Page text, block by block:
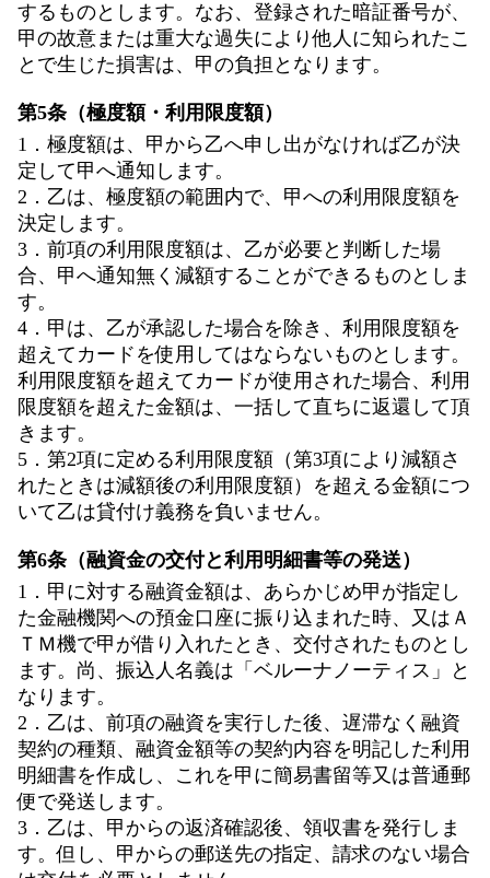
するものとします。なお、登録された暗証番号が、
甲の故意または重大な過失により他人に知られたこ
とで生じた損害は、甲の負担となります。
第5条（極度額・利用限度額）
1．極度額は、甲から乙へ申し出がなければ乙が決
定して甲へ通知します。
2．乙は、極度額の範囲内で、甲への利用限度額を
決定します。
3．前項の利用限度額は、乙が必要と判断した場
合、甲へ通知無く減額することができるものとしま
す。
4．甲は、乙が承認した場合を除き、利用限度額を
超えてカードを使用してはならないものとします。
利用限度額を超えてカードが使用された場合、利用
限度額を超えた金額は、一括して直ちに返還して頂
きます。
5．第2項に定める利用限度額（第3項により減額さ
れたときは減額後の利用限度額）を超える金額につ
いて乙は貸付け義務を負いません。
第6条（融資金の交付と利用明細書等の発送）
1．甲に対する融資金額は、あらかじめ甲が指定し
た金融機関への預金口座に振り込まれた時、又はＡ
ＴＭ機で甲が借り入れたとき、交付されたものとし
ます。尚、振込人名義は「ベルーナノーティス」と
なります。
2．乙は、前項の融資を実行した後、遅滞なく融資
契約の種類、融資金額等の契約内容を明記した利用
明細書を作成し、これを甲に簡易書留等又は普通郵
便で発送します。
3．乙は、甲からの返済確認後、領収書を発行しま
す。但し、甲からの郵送先の指定、請求のない場合